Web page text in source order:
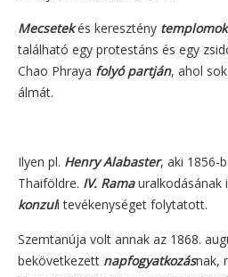
Mecsetekés keresztény templomok
található egy protestáns és egy
Chao Phraya folyó partján, ahol
álmát.
Ilyen pl. Henry Alabaster, aki 1856-
Thaiföldre. IV. Ramauralkodásának
konzuli tevékenységet folytatott.
Szemtanúja volt annak az 1868.
bekövetkezett napfogyatkozásnak,